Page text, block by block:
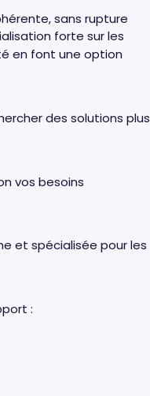
sans rupture
forte sur les
en font une option
des solutions plus
vos besoins
et spécialisée pour les
: